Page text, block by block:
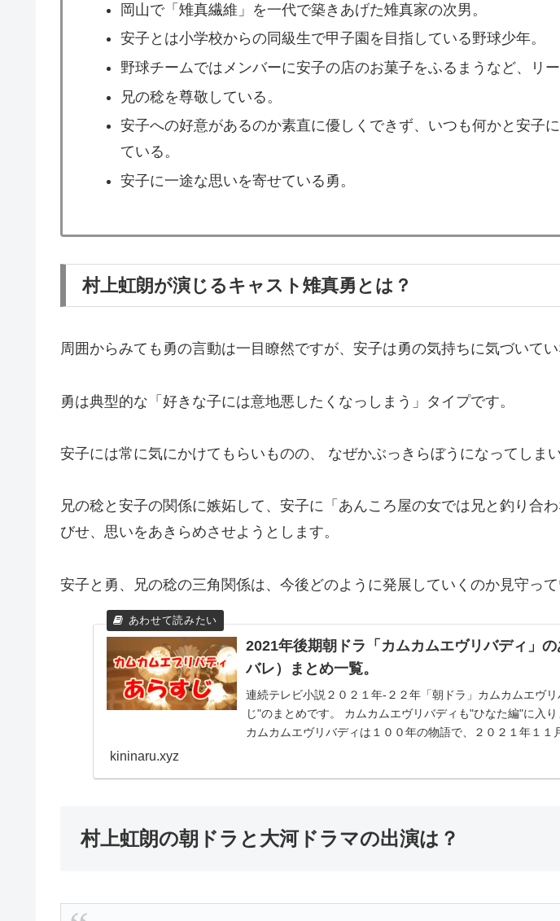
岡山で「雉真繊維」を一代で築きあげた雉真家の次男。
安子とは小学校からの同級生で甲子園を目指している野球少年。
野球チームではメンバーに安子の店のお菓子をふるまうなど、リー
兄の稔を尊敬している。
安子への好意があるのか素直に優しくできず、いつも何かと安子
ている。
安子に一途な思いを寄せている勇。
村上虹朗が演じるキャスト雉真勇とは？
周囲からみても勇の言動は一目瞭然ですが、安子は勇の気持ちに気づいてい
勇は典型的な「好きな子には意地悪したくなっしまう」タイプです。
安子には常に気にかけてもらいものの、 なぜかぶっきらぼうになってしまい
兄の稔と安子の関係に嫉妬して、安子に「あんころ屋の女では兄と釣り合
びせ、思いをあきらめさせようとします。
安子と勇、兄の稔の三角関係は、今後どのように発展していくのか見守って
2021年後期朝ドラ「カムカムエヴリバディ」
バレ）まとめ一覧。
連続テレビ小説２０２１年-２２年「朝ドラ」カムカムエヴ
じ"のまとめです。 カムカムエヴリバディも"ひなた編"に入り
カムカムエヴリバディは１００年の物語で、２０２１年１１
kininaru.xyz
村上虹朗の朝ドラと大河ドラマの出演は？